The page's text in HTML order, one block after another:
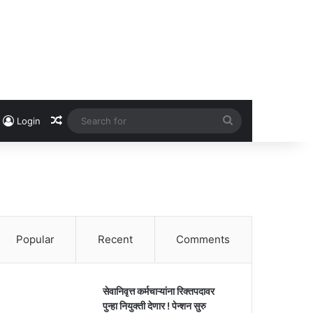
Login Random Article
for
Popular Recent Comments
सेवानिवृत्त कर्मचाऱ्यांना रिक्तपदावर
पुन्हा नियुक्ती देणार ! पेन्शन सुरु